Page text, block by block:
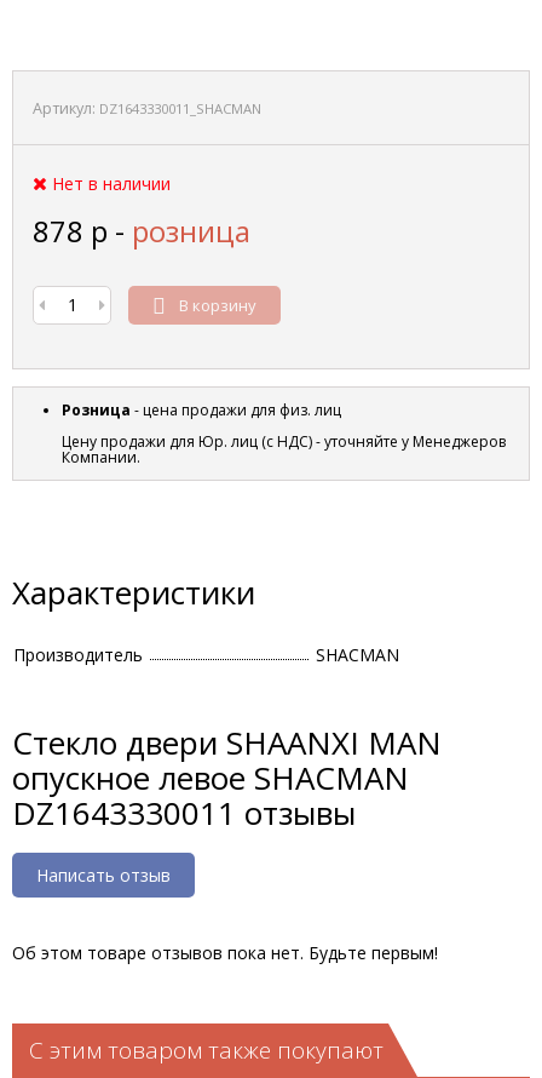
Артикул: DZ1643330011_SHACMAN
Нет в наличии
878 р - розница
В корзину
Розница - цена продажи для физ. лиц
Цену продажи для Юр. лиц (с НДС) - уточняйте у Менеджеров
Компании.
Характеристики
Производитель SHACMAN
Стекло двери SHAANXI MAN
опускное левое SHACMAN
DZ1643330011 отзывы
Написать отзыв
Об этом товаре отзывов пока нет. Будьте первым!
С этим товаром также покупают